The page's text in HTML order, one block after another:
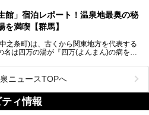
」は、この地を代表する旅館の一つ。日帰
が、やはり宿泊してじっくり楽しむのがベ
内の魅力をたっぷりとご紹介します！
館」宿泊レポート！温泉地最奥の秘
を満喫【群馬】
之条町)は、古くから関東地方を代表する
名は四万の湯が『四万(よんまん)の病を癒
気温泉地です。
温泉最奥に位置し、秘境感漂う老舗宿。泉
湯効果)に定評があり、知る人ぞ知る穴場
は筆者自ら宿泊し、自慢の温泉をはじめ食
ペースなど、宿の全貌を徹底紹介します。
ニュースTOPへ
ィ情報